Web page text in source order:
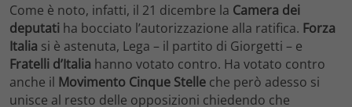
Come è noto, infatti, il 21 dicembre la Camera dei
deputati ha bocciato l’autorizzazione alla ratifica. Forza
Italia si è astenuta, Lega – il partito di Giorgetti – e
Fratelli d’Italia hanno votato contro. Ha votato contro
anche il Movimento Cinque Stelle che però adesso si
unisce al resto delle opposizioni chiedendo che